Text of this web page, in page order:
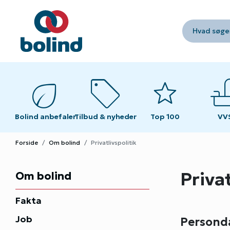
Hvad søger
eco
Bolind anbefaler sell
Tilbud & nyheder star
Top 100
Forside Om bolind Privatlivspolitik
Om bolind
Fakta
Job